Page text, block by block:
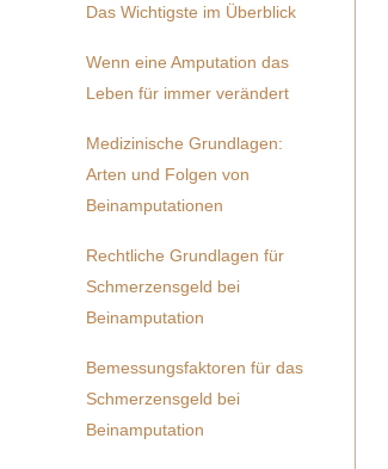
Das Wichtigste im Überblick
Wenn eine Amputation das
Leben für immer verändert
Medizinische Grundlagen:
Arten und Folgen von
Beinamputationen
Rechtliche Grundlagen für
Schmerzensgeld bei
Beinamputation
Bemessungsfaktoren für das
Schmerzensgeld bei
Beinamputation